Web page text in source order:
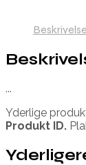
Beskrivelse
...
Yderlige
Produkt ID.